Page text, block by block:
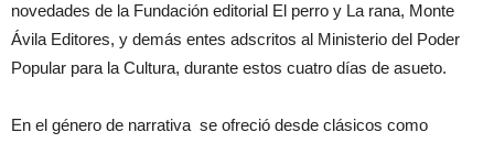
novedades de la Fundación editorial El perro y La rana, Monte
Ávila Editores, y demás entes adscritos al Ministerio del Poder
Popular para la Cultura, durante estos cuatro días de asueto.
En el género de narrativa se ofreció desde clásicos como